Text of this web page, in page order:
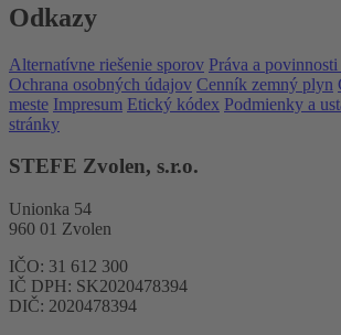
Odkazy
Alternatívne riešenie sporov Práva a
Ochrana osobných údajov Cenník zemný plyn
meste Impresum Etický kódex Podmienky a
stránky
STEFE Zvolen, s.r.o.
Unionka 54
960 01 Zvolen
IČO: 31 612 300
IČ DPH: SK2020478394
DIČ: 2020478394